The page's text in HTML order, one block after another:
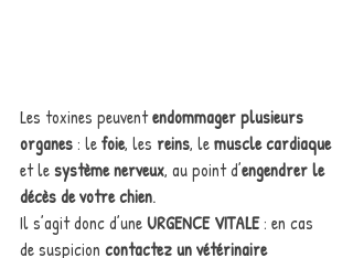
Les toxines peuvent endommager plusieurs
organes : le foie, les reins, le muscle cardiaque
et le système nerveux, au point d’engendrer le
décès de votre chien.
Il s’agit donc d’une URGENCE VITALE : en cas
de suspicion contactez un vétérinaire